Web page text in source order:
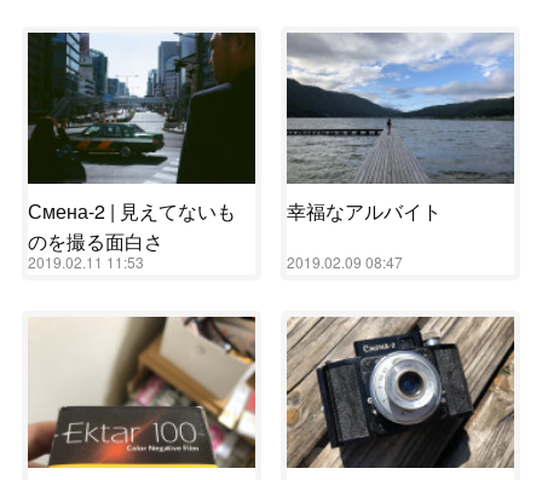
Смена-2 | 見えてないも
のを撮る面白さ
2019.02.11 11:53
幸福なアルバイト
2019.02.09 08:47